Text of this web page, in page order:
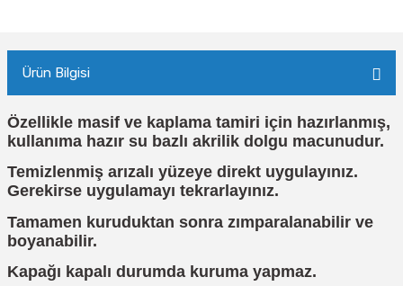
Ürün Bilgisi
Özellikle masif ve kaplama tamiri için hazırlanmış,
kullanıma hazır su bazlı akrilik dolgu macunudur.
Temizlenmiş arızalı yüzeye direkt uygulayınız.
Gerekirse uygulamayı tekrarlayınız.
Tamamen kuruduktan sonra zımparalanabilir ve
boyanabilir.
Kapağı kapalı durumda kuruma yapmaz.